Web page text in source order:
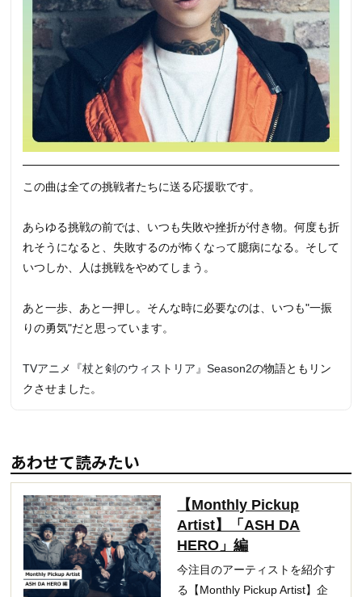
この曲は全ての挑戦者たちに送る応援歌です。
あらゆる挑戦の前では、いつも失敗や挫折が付き物。何度も折
れそうになると、失敗するのが怖くなって臆病になる。そして
いつしか、人は挑戦をやめてしまう。
あと一歩、あと一押し。そんな時に必要なのは、いつも"一振
りの勇気"だと思っています。
TVアニメ『杖と剣のウィストリア』Season2の物語ともリン
クさせました。
あわせて読みたい
【Monthly Pickup
Artist】「ASH DA
HERO」編
今注目のアーティストを紹介す
る【Monthly Pickup Artist】企